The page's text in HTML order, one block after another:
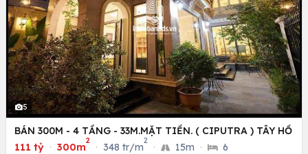
5
BÁN 300M - 4 TẦNG - 33M.MẶT TIỀN. ( CIPUTRA ) TÂY HỒ
111 tỷ · 300m
2
· 348 tr/m
2
· 15m · 6